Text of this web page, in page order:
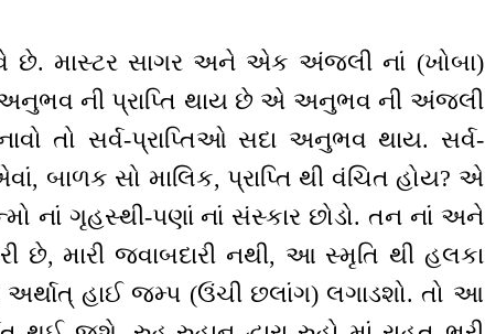
છે. માસ્ટર સાગર અને એક અંજલી નાં (ખોબા)
અનુભવ ની પ્રાપ્તિ થાય છે એ અનુભવ ની અંજલી
તો સર્વ-પ્રાપ્તિઓ સદા અનુભવ થાય. સર્વ-
બાળક સો માલિક, પ્રાપ્તિ થી વંચિત હોય? એ
નાં ગૃહસ્થી-પણાં નાં સંસ્કાર છોડો. તન નાં અને
છે, મારી જવાબદારી નથી, આ સ્મૃતિ થી હલકા
હાઈ જમ્પ (ઉંચી છલાંગ) લગાડશો. તો આ